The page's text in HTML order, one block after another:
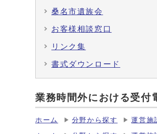
桑名市遺族会
お客様相談窓口
リンク集
書式ダウンロード
業務時間外における受付
ホーム 分野から探す 運営施